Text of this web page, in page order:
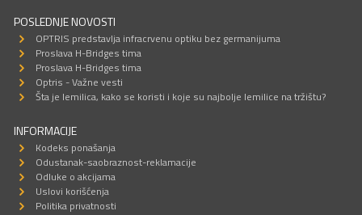
POSLEDNJE NOVOSTI
OPTRIS predstavlja infracrvenu optiku bez germanijuma
Proslava H-Bridges tima
Proslava H-Bridges tima
Optris - Važne vesti
Šta je lemilica, kako se koristi i koje su najbolje lemilice na tržištu?
INFORMACIJE
Kodeks ponašanja
Odustanak-saobraznost-reklamacije
Odluke o akcijama
Uslovi korišćenja
Politika privatnosti